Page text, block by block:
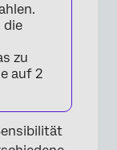
die
zu
auf 2